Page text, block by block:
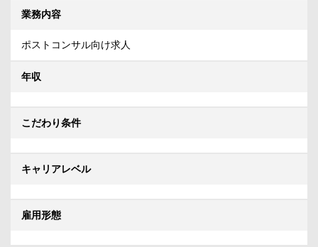
業務内容
ポストコンサル向け求人
年収
こだわり条件
キャリアレベル
雇用形態